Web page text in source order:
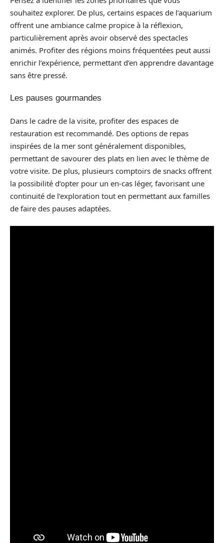
souhaitez explorer. De plus, certains espaces de l’aquarium
offrent une ambiance calme propice à la réflexion,
particulièrement après avoir observé des spectacles
animés. Profiter des régions moins fréquentées peut aussi
enrichir l’expérience, permettant d’en apprendre davantage
sans être pressé.
Les pauses gourmandes
Dans le cadre de la visite, profiter des espaces de
restauration est recommandé. Des options de repas
inspirées de la mer sont généralement disponibles,
permettant de savourer des plats en lien avec le thème de
votre visite. De plus, plusieurs comptoirs de snacks offrent
la possibilité d’opter pour un en-cas léger, favorisant une
continuité de l’exploration tout en permettant aux familles
de faire des pauses adaptées.